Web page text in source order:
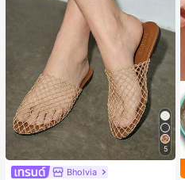
5
Bholvia